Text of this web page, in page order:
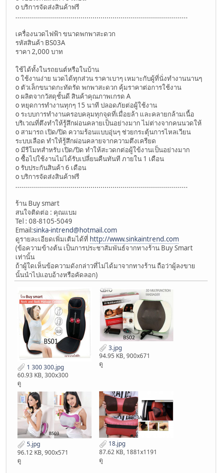
o บริการจัดส่งสินค้าฟรี
.......................................................................................
เครื่องนวดไฟฟ้า ขนาดพกพาสะดวก
รหัสสินค้า BS03A
ราคา 2,000 บาท
ใช้ได้ทั้งในรถยนต์หรือในบ้าน
o ใช้งานง่าย นวดได้ทุกส่วน ราคาเบาๆ เหมาะกับผู้ที่นั่งทำงานนานๆ
o ตัวเล็กขนาดกะทัดรัด พกพาสะดวก คุ้มราคาต่อการใช้งาน
o ผลิตจากวัสดุชั้นดี สินค้าคุณภาพเกรด A
o หยุดการทำงานทุกๆ 15 นาที ปลอดภัยต่อผู้ใช้งาน
o ระบบการทำงานครอบคลุมทุกจุดที่เมื่อยล้า และคลายกล้ามเนื้อ
บริเวณที่ตึงทำให้รู้สึกผ่อนคลายเป็นอย่างมาก ไม่ต่างจากคนนวดให้
o สามารถ เปิด/ปิด ความร้อนแบบอุ่นๆ ช่วยกระตุ้นการไหลเวียน
ระบบเลือด ทำให้รู้สึกผ่อนคลายจากความตึงเครียด
o มีรีโมทสำหรับ เปิด/ปิด ทำให้สะวดกต่อผู้ใข้งานเป็นอย่างมาก
o ซื้อไปใช้งานไม่ได้รับเปลี่ยนคืนทันที ภายใน 1 เดือน
o รับประกันสินค้า 6 เดือน
o บริการจัดส่งสินค้าฟรี
.......................................................................................
ร้าน Buy smart
สนใจติดต่อ : คุณแบม
Tel : 08-8105-5049
Email:sinka-intrend@hotmail.com
ดูรายละเอียดเพิ่มเติมได้ที่ http://www.sinkaintrend.com
(ข้อความข้างต้น เป็นการประชาสัมพันธ์จากทางร้าน Buy Smart
เท่านั้น
ถ้าผู้ใดเห็นข้อความดังกล่าวที่ไม่ได้มาจากทางร้าน ถือว่าผู้ลงขาย
นั้นนำไปแอบอ้างหรือคัดลอก)
1 300 300.jpg
60.93 KB, 300x300
ดู
3.jpg
94.95 KB, 900x671
ดู
5.jpg
96.12 KB, 900x571
ดู
18.jpg
87.62 KB, 1881x1191
ดู